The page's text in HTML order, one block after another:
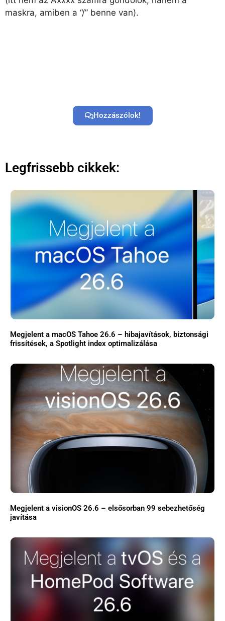
maskra, amiben a “/” benne van).
Hozzászólok!
Legfrissebb cikkek:
Megjelent a macOS Tahoe 26.6 – hibajavítások, biztonsági
frissítések, a Spotlight index optimalizálása
Megjelent a visionOS 26.6 – elsősorban 99 sebezhetőség
javítása